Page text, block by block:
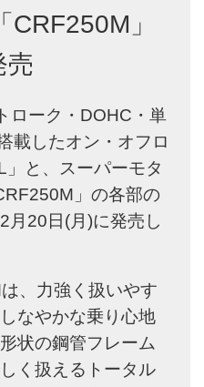
CRF250M」
売
ローク・DOHC・単
載したオン・オフロ
と、スーパーモタ
」の各部の
月20日(月)に発売し
、力強く扱いやす
なやかな乗り心地
状の鋼管フレーム
く扱えるトータル